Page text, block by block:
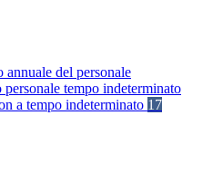
annuale del personale
personale tempo indeterminato
a tempo indeterminato 17